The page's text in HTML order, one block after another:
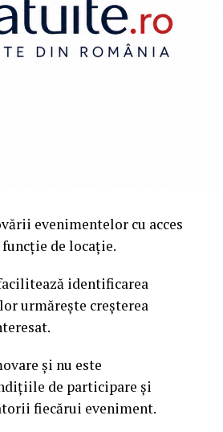
evenimentelor cu acces
de locație.
identificarea
urmărește creșterea
și nu este
de participare și
fiecărui eveniment.